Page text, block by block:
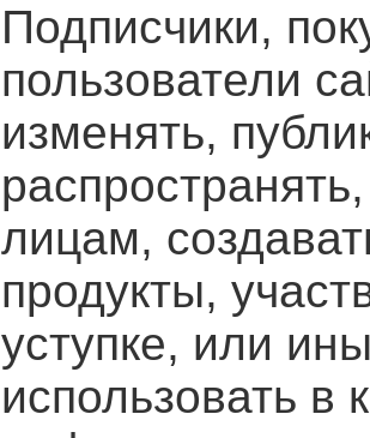
Подписчики,
пользователи
изменять,
лицам,
продукты,
уступке, или
использовать в